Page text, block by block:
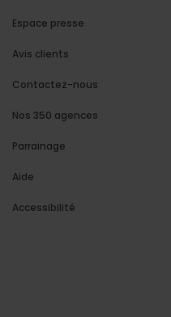
Espace presse
Avis clients
Contactez-nous
Nos 350 agences
Parrainage
Aide
Accessibilité